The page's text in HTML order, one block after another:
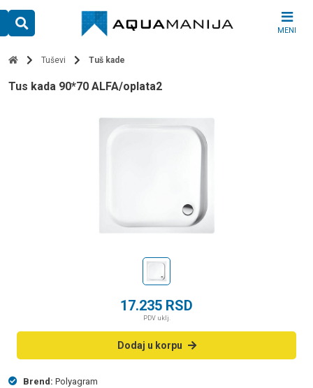
content
MENI
Tuševi Tuš kade
tus kada 90*70 ALFA/oplata2
17.235 RSD
PDV uklj.
Dodaj u korpu
Brend: Polyagram